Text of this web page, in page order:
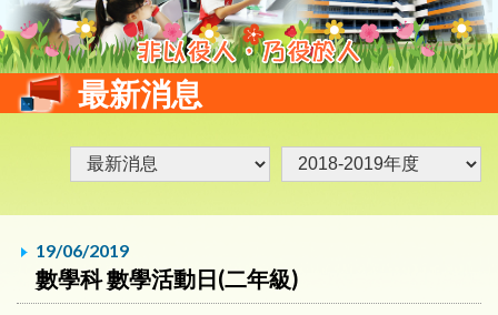
最新消息
19/06/2019
數學科 數學活動日(二年級)